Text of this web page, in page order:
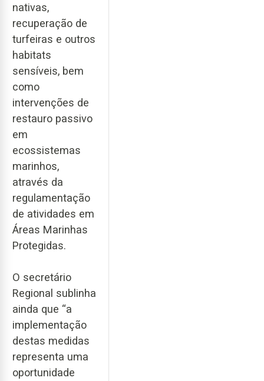
nativas,
recuperação de
turfeiras e outros
habitats
sensíveis, bem
como
intervenções de
restauro passivo
em
ecossistemas
marinhos,
através da
regulamentação
de atividades em
Áreas Marinhas
Protegidas.
O secretário
Regional sublinha
ainda que “a
implementação
destas medidas
representa uma
oportunidade